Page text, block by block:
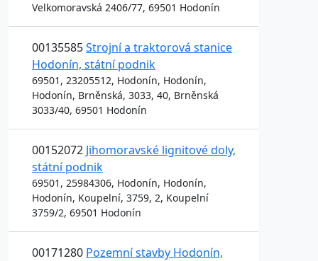
Velkomoravská 2406/77, 69501 Hodonín
00135585Strojní a traktorová stanice
Hodonín, státní podnik
69501, 23205512, Hodonín, Hodonín,
Hodonín, Brněnská, 3033, 40, Brněnská
3033/40, 69501 Hodonín
00152072 Jihomoravské lignitové doly,
státní podnik
69501, 25984306, Hodonín, Hodonín,
Hodonín, Koupelní, 3759, 2, Koupelní
3759/2, 69501 Hodonín
00171280 Pozemní stavby Hodonín,